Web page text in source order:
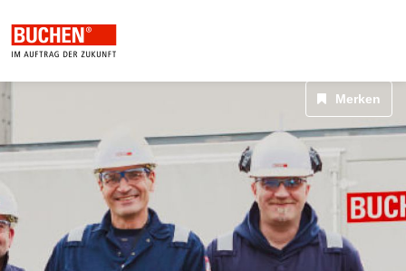
Mechanik, Technik & Elektronik
Merken